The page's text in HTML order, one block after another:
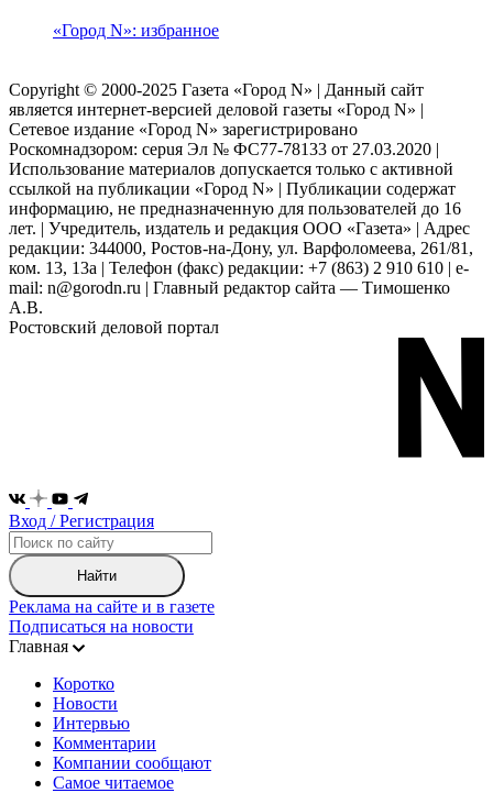
«Город N»: избранное
Copyright © 2000-2025 Газета «Город N» | Данный сайт
является интернет-версией деловой газеты «Город N» |
Сетевое издание «Город N» зарегистрировано
Роскомнадзором: серuя Эл № ФС77-78133 от 27.03.2020 |
Использование материалов допускается только с активной
ссылкой на публикации «Город N» | Публикации содержат
информацию, не предназначенную для пользователей до 16
лет. | Учредитель, издатель и редакция ООО «Газета» | Адрес
редакции: 344000, Ростов-на-Дону, ул. Варфоломеева, 261/81,
ком. 13, 13а | Телефон (факс) редакции: +7 (863) 2 910 610 | e-
mail: n@gorodn.ru | Главный редактор сайта — Тимошенко
А.В.
Ростовский деловой портал
Вход / Регистрация
Найти
Реклама на сайте и в газете
Подписаться на новости
Главная
Коротко
Новости
Интервью
Комментарии
Компании сообщают
Самое читаемое